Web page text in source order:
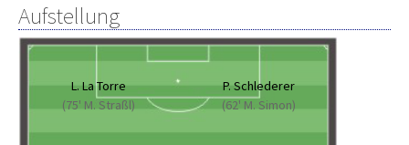
Aufstellung
L. La Torre
(75' M. Straßl)
P. Schlederer
(62' M. Simon)